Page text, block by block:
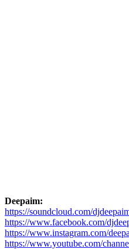
Deepaim:
https://soundcloud.com/
https://www.facebook.com/
https://www.instagram.com/
https://www.youtube.com/